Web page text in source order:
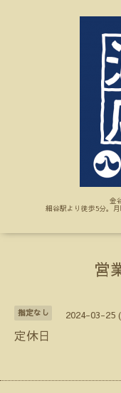
金
細谷駅より徒歩5分。
営
指定なし 2024-03-25
定休日